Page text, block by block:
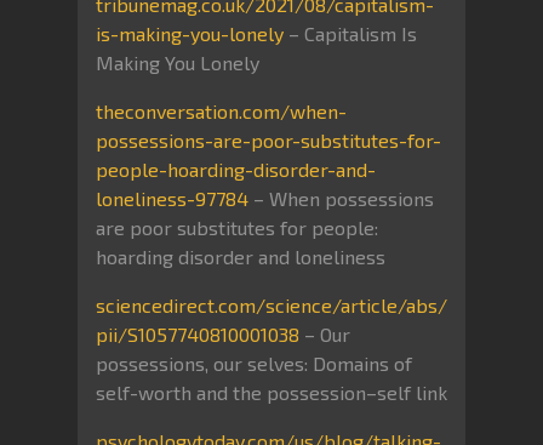
tribunemag.co.uk/2021/08/capitalism-
is-making-you-lonely – Capitalism Is
Making You Lonely
theconversation.com/when-
possessions-are-poor-substitutes-for-
people-hoarding-disorder-and-
loneliness-97784 – When possessions
are poor substitutes for people:
hoarding disorder and loneliness
sciencedirect.com/science/article/abs/
pii/S1057740810001038 – Our
possessions, our selves: Domains of
self-worth and the possession–self link